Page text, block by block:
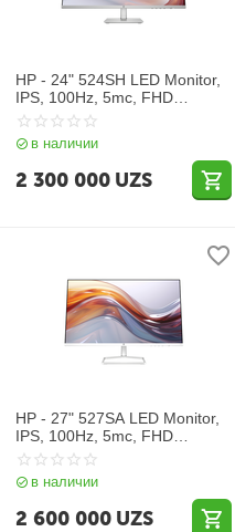
HP - 24" 524SH LED Monitor,
IPS, 100Hz, 5mc, FHD
(1920x1080), VGA+HDMI,
Silver Black
в наличии
2 300 000 UZS
HP - 27" 527SA LED Monitor,
IPS, 100Hz, 5mc, FHD
(1920x1080), VGA+HDMI,
Silver Black
в наличии
2 600 000 UZS